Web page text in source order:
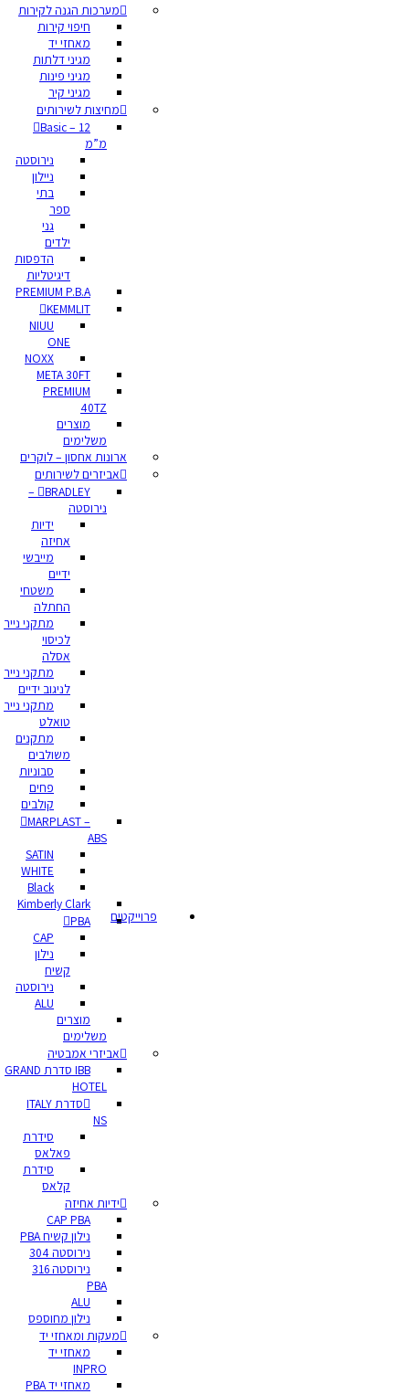
מערכות הגנה לקירות
חיפוי קירות
מאחזי יד
מגיני דלתות
מגיני פינות
מגיני קיר
מחיצות לשירותים
Basic – 12
מ”מ
נירוסטה
ניילון
בתי
ספר
גני
ילדים
הדפסות
דיגיטליות
PREMIUM P.B.A
KEMMLIT
NIUU
ONE
NOXX
META 30FT
PREMIUM
40TZ
מוצרים
משלימים
ארונות אחסון – לוקרים
אביזרים לשירותים
BRADLEY –
נירוסטה
ידיות
אחיזה
מייבשי
ידיים
משטחי
החתלה
מתקני נייר
לכיסוי
אסלה
מתקני נייר
לניגוב ידיים
מתקני נייר
טואלט
מתקנים
משולבים
סבוניות
פחים
קולבים
MARPLAST –
ABS
SATIN
WHITE
Black
Kimberly Clark
PBA
CAP
נילון
קשיח
נירוסטה
ALU
מוצרים
משלימים
אביזרי אמבטיה
IBB סדרת GRAND
HOTEL
סדרת ITALY
NS
סידרת
פאלאס
סידרת
קלאס
ידיות אחיזה
CAP PBA
נילון קשיח PBA
נירוסטה 304
נירוסטה 316
PBA
ALU
נילון מחוספס
מעקות ומאחזי יד
מאחזי יד
INPRO
מאחזי יד PBA
פרוייקטים